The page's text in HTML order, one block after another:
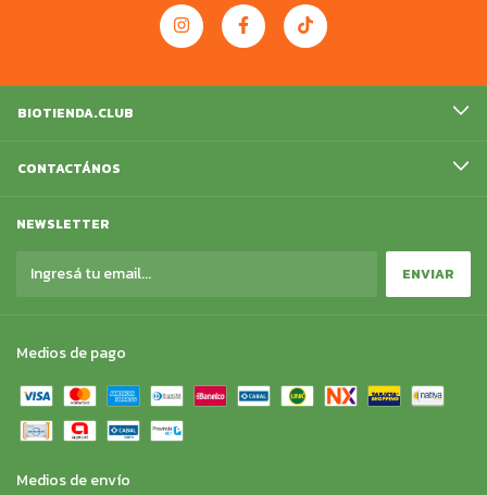
BIOTIENDA.CLUB
CONTACTÁNOS
NEWSLETTER
Medios de pago
Medios de envío